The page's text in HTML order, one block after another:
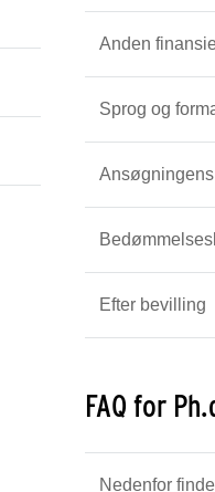
Anden
Sprog og
Efter bevilling
FAQ for
Nedenfor